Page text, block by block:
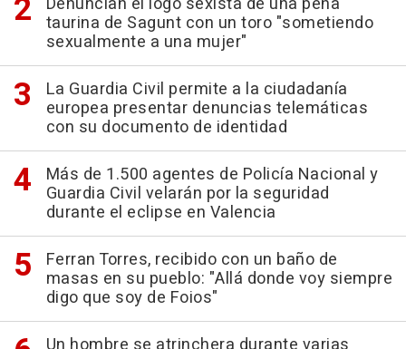
taurina de Sagunt con un toro "sometiendo
sexualmente a una mujer"
La Guardia Civil permite a la ciudadanía
europea presentar denuncias telemáticas
con su documento de identidad
Más de 1.500 agentes de Policía Nacional y
Guardia Civil velarán por la seguridad
durante el eclipse en Valencia
Ferran Torres, recibido con un baño de
masas en su pueblo: "Allá donde voy siempre
digo que soy de Foios"